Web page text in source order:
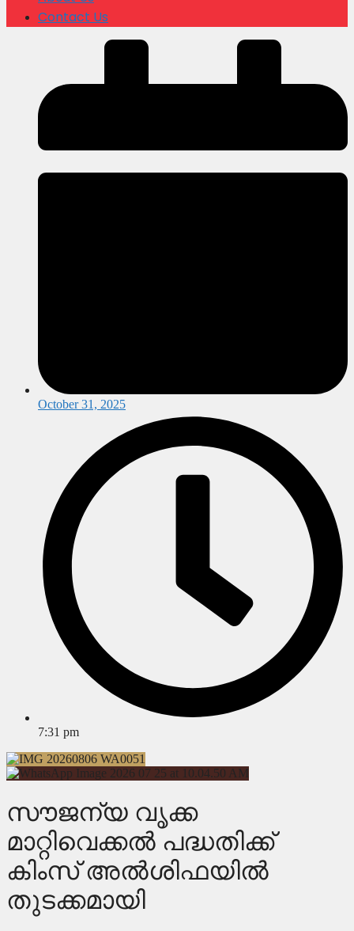
Contact Us
October 31, 2025
7:31 pm
സൗജന്യ വൃക്ക
മാറ്റിവെക്കല്‍ പദ്ധതിക്ക്
കിംസ് അല്‍ശിഫയില്‍
തുടക്കമായി